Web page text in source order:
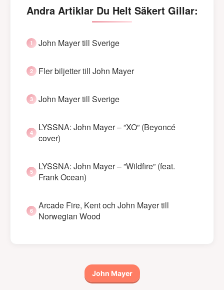
Andra Artiklar Du Helt Säkert Gillar:
John Mayer till Sverige
Fler biljetter till John Mayer
John Mayer till Sverige
LYSSNA: John Mayer – ”XO” (Beyoncé
cover)
LYSSNA: John Mayer – ”Wildfire” (feat.
Frank Ocean)
Arcade Fire, Kent och John Mayer till
Norwegian Wood
John Mayer